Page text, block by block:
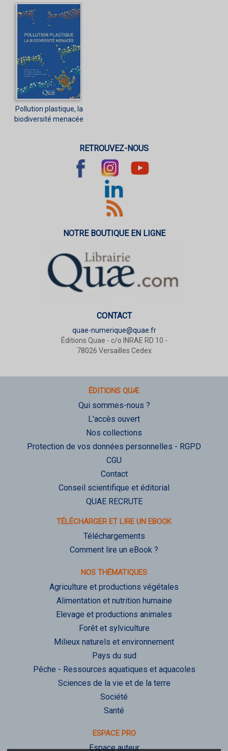
Pollution plastique, la
biodiversité menacée
RETROUVEZ-NOUS
NOTRE BOUTIQUE EN LIGNE
CONTACT
quae-numerique@quae.fr
Éditions Quae - c/o INRAE RD 10 -
78026 Versailles Cedex
ÉDITIONS QUÆ
Qui sommes-nous ?
L'accès ouvert
Nos collections
Protection de vos données personnelles - RGPD
CGU
Contact
Conseil scientifique et éditorial
QUAE RECRUTE
TÉLÉCHARGER ET LIRE UN EBOOK
Téléchargements
Comment lire un eBook ?
NOS THÉMATIQUES
Agriculture et productions végétales
Alimentation et nutrition humaine
Elevage et productions animales
Forêt et sylviculture
Milieux naturels et environnement
Pays du sud
Pêche - Ressources aquatiques et aquacoles
Sciences de la vie et de la terre
Société
Santé
ESPACE PRO
Espace auteur